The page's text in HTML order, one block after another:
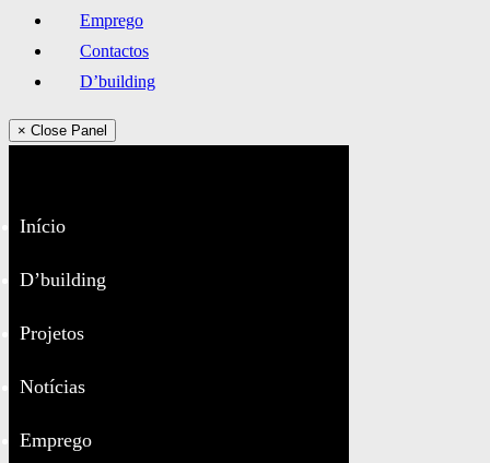
Emprego
Contactos
D’building
× Close Panel
Início
D’building
Projetos
Notícias
Emprego